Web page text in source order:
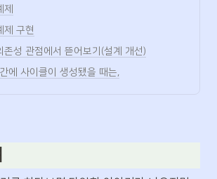
제 구현
존성 관점에서 뜯어보기(설계 개선)
에 사이클이 생성됐을 때는,